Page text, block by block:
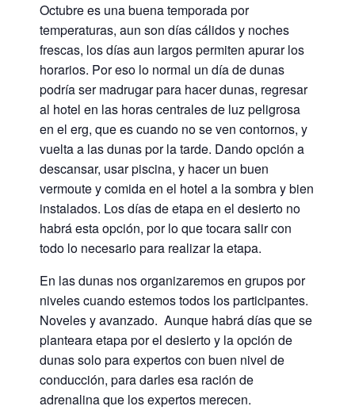
Octubre es una buena temporada por
temperaturas, aun son días cálidos y noches
frescas, los días aun largos permiten apurar los
horarios. Por eso lo normal un día de dunas
podría ser madrugar para hacer dunas, regresar
al hotel en las horas centrales de luz peligrosa
en el erg, que es cuando no se ven contornos, y
vuelta a las dunas por la tarde. Dando opción a
descansar, usar piscina, y hacer un buen
vermoute y comida en el hotel a la sombra y bien
instalados. Los días de etapa en el desierto no
habrá esta opción, por lo que tocara salir con
todo lo necesario para realizar la etapa.
En las dunas nos organizaremos en grupos por
niveles cuando estemos todos los participantes.
Noveles y avanzado. Aunque habrá días que se
planteara etapa por el desierto y la opción de
dunas solo para expertos con buen nivel de
conducción, para darles esa ración de
adrenalina que los expertos merecen.